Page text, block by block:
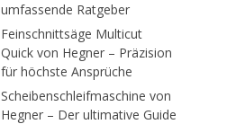
umfassende Ratgeber
Feinschnittsäge Multicut
Quick von Hegner – Präzision
für höchste Ansprüche
Scheibenschleifmaschine von
Hegner – Der ultimative Guide